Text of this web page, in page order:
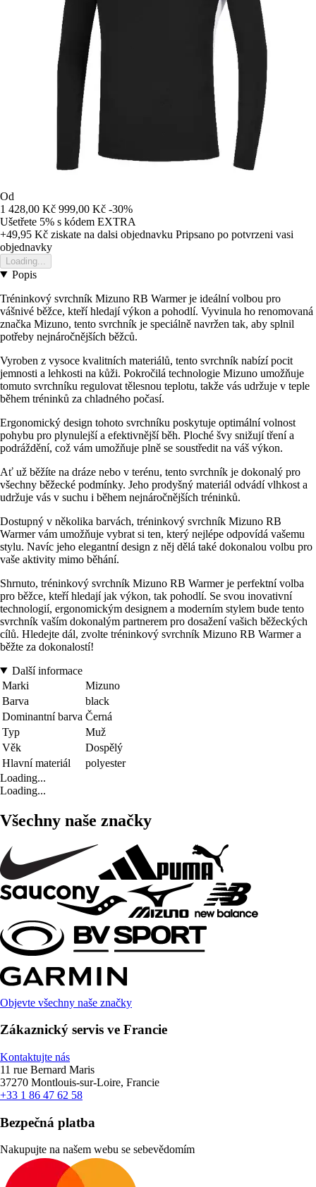
Od
1 428,00 Kč 999,00 Kč -30%
Ušetřete 5% s kódem EXTRA
+49,95 Kč ziskate na dalsi objednavku Pripsano po potvrzeni vasi
objednavky
Loading...
Popis
Tréninkový svrchník Mizuno RB Warmer je ideální volbou pro
vášnivé běžce, kteří hledají výkon a pohodlí. Vyvinula ho renomovaná
značka Mizuno, tento svrchník je speciálně navržen tak, aby splnil
potřeby nejnáročnějších běžců.
Vyroben z vysoce kvalitních materiálů, tento svrchník nabízí pocit
jemnosti a lehkosti na kůži. Pokročilá technologie Mizuno umožňuje
tomuto svrchníku regulovat tělesnou teplotu, takže vás udržuje v teple
během tréninků za chladného počasí.
Ergonomický design tohoto svrchníku poskytuje optimální volnost
pohybu pro plynulejší a efektivnější běh. Ploché švy snižují tření a
podráždění, což vám umožňuje plně se soustředit na váš výkon.
Ať už běžíte na dráze nebo v terénu, tento svrchník je dokonalý pro
všechny běžecké podmínky. Jeho prodyšný materiál odvádí vlhkost a
udržuje vás v suchu i během nejnáročnějších tréninků.
Dostupný v několika barvách, tréninkový svrchník Mizuno RB
Warmer vám umožňuje vybrat si ten, který nejlépe odpovídá vašemu
stylu. Navíc jeho elegantní design z něj dělá také dokonalou volbu pro
vaše aktivity mimo běhání.
Shrnuto, tréninkový svrchník Mizuno RB Warmer je perfektní volba
pro běžce, kteří hledají jak výkon, tak pohodlí. Se svou inovativní
technologií, ergonomickým designem a moderním stylem bude tento
svrchník vaším dokonalým partnerem pro dosažení vašich běžeckých
cílů. Hledejte dál, zvolte tréninkový svrchník Mizuno RB Warmer a
běžte za dokonalostí!
Další informace
Marki
Mizuno
Barva
black
Dominantní barva Černá
Typ
Muž
Věk
Dospělý
Hlavní materiál
polyester
Loading...
Loading...
Všechny naše značky
Objevte všechny naše značky
Zákaznický servis ve Francie
Kontaktujte nás
11 rue Bernard Maris
37270 Montlouis-sur-Loire, Francie
+33 1 86 47 62 58
Bezpečná platba
Nakupujte na našem webu se sebevědomím